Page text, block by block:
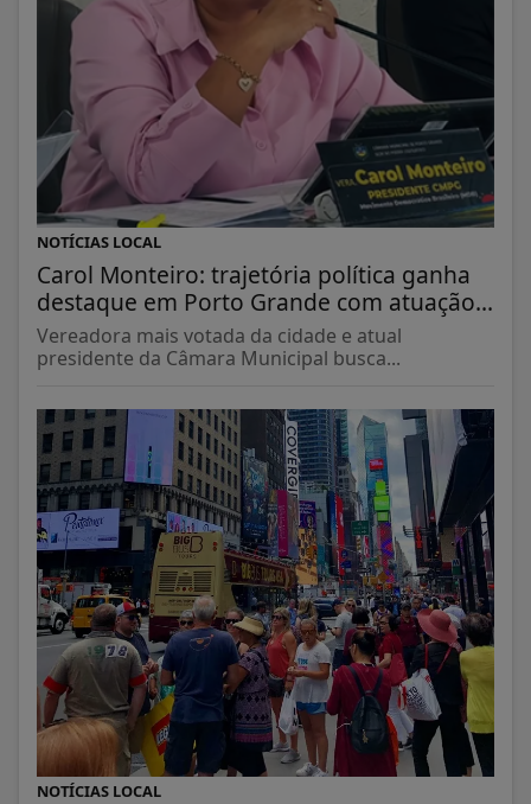
NOTÍCIAS LOCAL
Carol Monteiro: trajetória política ganha
destaque em Porto Grande com atuação...
Vereadora mais votada da cidade e atual
presidente da Câmara Municipal busca...
NOTÍCIAS LOCAL